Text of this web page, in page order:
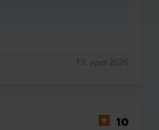
13. april 2026
10